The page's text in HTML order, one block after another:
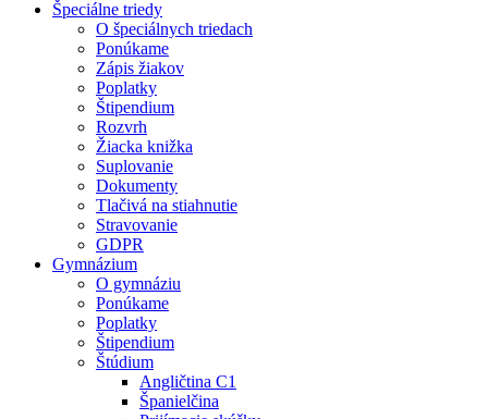
Špeciálne triedy
O špeciálnych triedach
Ponúkame
Zápis žiakov
Poplatky
Štipendium
Rozvrh
Žiacka knižka
Suplovanie
Dokumenty
Tlačivá na stiahnutie
Stravovanie
GDPR
Gymnázium
O gymnáziu
Ponúkame
Poplatky
Štipendium
Štúdium
Angličtina C1
Španielčina